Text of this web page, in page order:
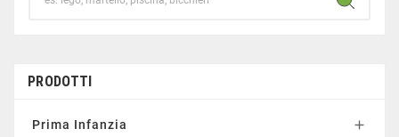
PRODOTTI
Prima Infanzia 